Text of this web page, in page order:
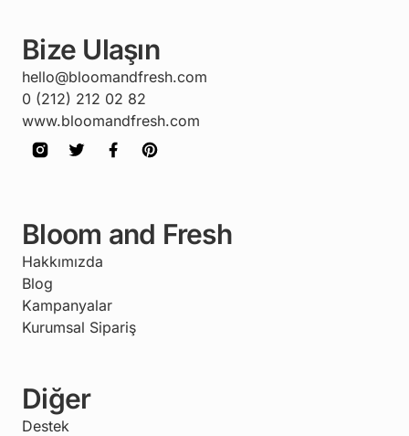
Bize Ulaşın
hello@bloomandfresh.com
0 (212) 212 02 82
www.bloomandfresh.com
Bloom and Fresh
Hakkımızda
Blog
Kampanyalar
Kurumsal Sipariş
Diğer
Destek